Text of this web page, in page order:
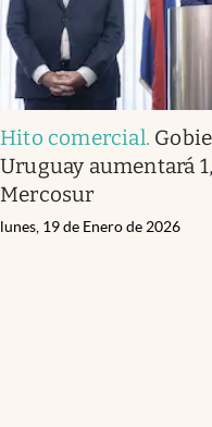
Hito comercial.
Uruguay aumentará
Mercosur
lunes, 19 de Enero de 2026